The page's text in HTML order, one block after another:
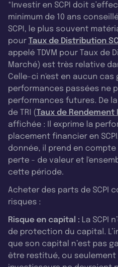
*Investir en SCPI doit
minimum de 10 ans
SCPI, le plus souvent
pour Taux de Distribution
appelé TDVM pour Taux de
Marché) est très relative
Celle-ci n'est en aucun cas
performances passées ne
performances futures. De
de TRI (Taux de Rendement
affichée : Il exprime la
placement financier en
donnée, il prend en
perte - de valeur et
cette période.
Acheter des parts de SCPI
risques :
Risque en capital : La SCPI
de protection du capital.
que son capital n’est pas
être restitué, ou seulement